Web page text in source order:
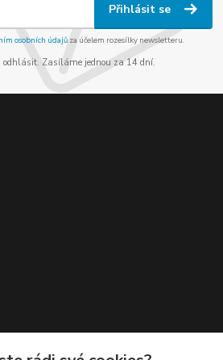
Přihlásit se
osobních údajůza účelem rozesílky newsletteru.
odhlásit. Zasíláme jednou za 14 dní.